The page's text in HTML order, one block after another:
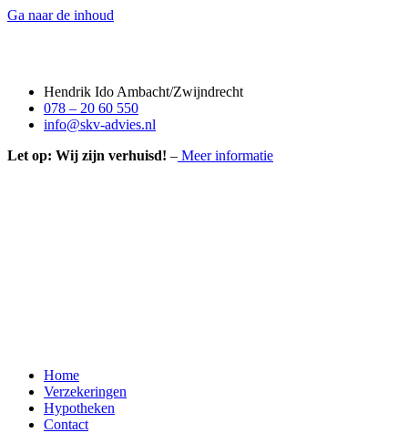
Ga naar de inhoud
Hendrik Ido Ambacht/Zwijndrecht
078 – 20 60 550
info@skv-advies.nl
Let op: Wij zijn verhuisd! – Meer informatie
Home
Verzekeringen
Hypotheken
Contact